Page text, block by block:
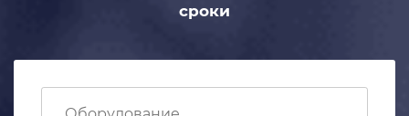
сроки